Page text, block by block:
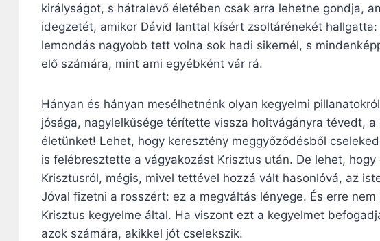
királyságot, s hátralevő életében csak arra lehetne gondja,
idegzetét, amikor Dávid lanttal kísért zsoltárénekét
lemondás nagyobb tett volna sok hadi sikernél, s
elő számára, mint ami egyébként vár rá.
Hányan és hányan mesélhetnénk olyan kegyelmi
jósága, nagylelkűsége térítette vissza holtvágányra tévedt,
életünket! Lehet, hogy keresztény meggyőződésből
is felébresztette a vágyakozást Krisztus után. De lehet,
Krisztusról, mégis, mivel tettével hozzá vált hasonlóvá, az
Jóval fizetni a rosszért: ez a megváltás lényege. És erre
Krisztus kegyelme által. Ha viszont ezt a kegyelmet
azok számára, akikkel jót cselekszik.